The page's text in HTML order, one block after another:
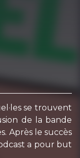
se trouvent
de la bande
Après le succès
a pour but